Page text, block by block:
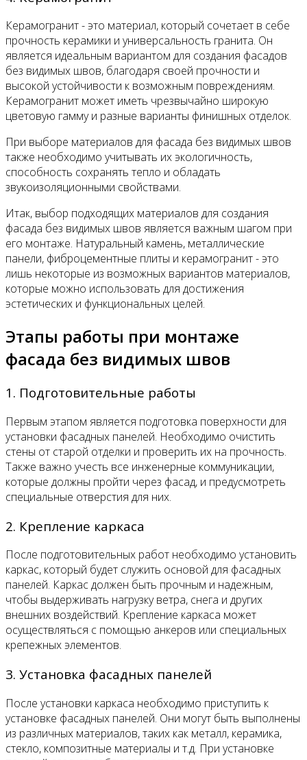
Керамогранит - это материал, который сочетает в себе
прочность керамики и универсальность гранита. Он
является идеальным вариантом для создания фасадов
без видимых швов, благодаря своей прочности и
высокой устойчивости к возможным повреждениям.
Керамогранит может иметь чрезвычайно широкую
цветовую гамму и разные варианты финишных отделок.
При выборе материалов для фасада без видимых швов
также необходимо учитывать их экологичность,
способность сохранять тепло и обладать
звукоизоляционными свойствами.
Итак, выбор подходящих материалов для создания
фасада без видимых швов является важным шагом при
его монтаже. Натуральный камень, металлические
панели, фиброцементные плиты и керамогранит - это
лишь некоторые из возможных вариантов материалов,
которые можно использовать для достижения
эстетических и функциональных целей.
Этапы работы при монтаже
фасада без видимых швов
1. Подготовительные работы
Первым этапом является подготовка поверхности для
установки фасадных панелей. Необходимо очистить
стены от старой отделки и проверить их на прочность.
Также важно учесть все инженерные коммуникации,
которые должны пройти через фасад, и предусмотреть
специальные отверстия для них.
2. Крепление каркаса
После подготовительных работ необходимо установить
каркас, который будет служить основой для фасадных
панелей. Каркас должен быть прочным и надежным,
чтобы выдерживать нагрузку ветра, снега и других
внешних воздействий. Крепление каркаса может
осуществляться с помощью анкеров или специальных
крепежных элементов.
3. Установка фасадных панелей
После установки каркаса необходимо приступить к
установке фасадных панелей. Они могут быть выполнены
из различных материалов, таких как металл, керамика,
стекло, композитные материалы и т.д. При установке